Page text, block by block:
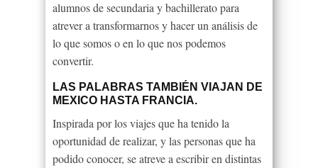
alumnos de secundaria y bachillerato para
atrever a transformarnos y hacer un análisis de
lo que somos o en lo que nos podemos
convertir.
LAS PALABRAS TAMBIÉN VIAJAN DE
MEXICO HASTA FRANCIA.
Inspirada por los viajes que ha tenido la
oportunidad de realizar, y las personas que ha
podido conocer, se atreve a escribir en distintas